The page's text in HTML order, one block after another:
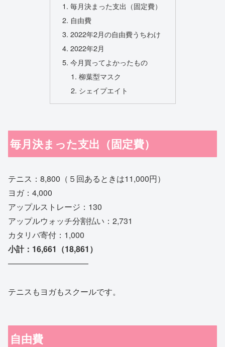
毎月決まった支出（固定費）
自由費
2022年2月の自由費うちわけ
2022年2月
今月買ってよかったもの
柳葉型マスク
シェイプエイト
毎月決まった支出（固定費）
テニス：8,800（５回あるときは11,000円）
ヨガ：4,000
アップルストレージ：130
アップルウォッチ分割払い：2,731
カタリバ寄付：1,000
小計：16,661（18,861）
——————————
テニスもヨガもスクールです。
自由費